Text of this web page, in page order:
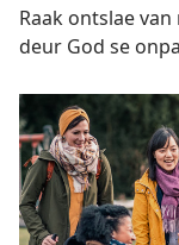
Raak ontslae
deur God se